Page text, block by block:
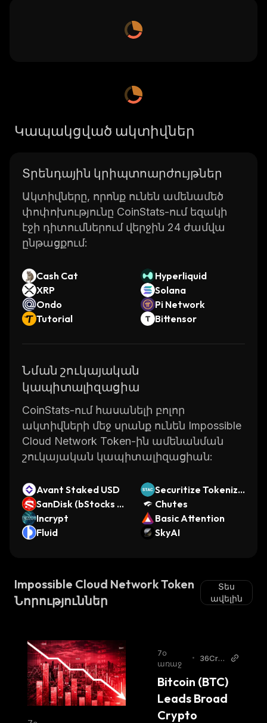
Կապակցված ակտիվներ
Տրենդային կրիպտոարժույթներ
Ակտիվները, որոնք ունեն ամենամեծ
փոփոխությունը CoinStats-ում եզակի
էջի դիտումներում վերջին 24 ժամվա
ընթացքում:
Cash Cat
Hyperliquid
XRP
Solana
Ondo
Pi Network
Tutorial
Bittensor
Նման շուկայական
կապիտալիզացիա
CoinStats-ում հասանելի բոլոր
ակտիվների մեջ սրանք ունեն Impossible
Cloud Network Token-ին ամենանման
շուկայական կապիտալիզացիան:
Avant Staked USD
Securitize Tokenize
d AAA CLO Fund
SanDisk (bStocks T
okenized Stock)
Chutes
Incrypt
Basic Attention
Fluid
SkyAI
Impossible Cloud Network Token
Նորություններ
Տես
ավելին
7օ
առաջ
•
36Cry
Bitcoin (BTC)
Leads Broad
Crypto